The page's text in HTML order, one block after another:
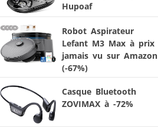
Hupoaf
Robot Aspirateur
Lefant M3 Max à prix
jamais vu sur Amazon
(-67%)
Casque Bluetooth
ZOVIMAX à -72%